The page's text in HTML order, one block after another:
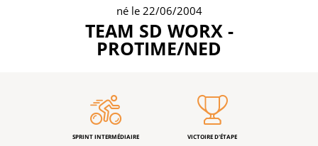
né le 22/06/2004
TEAM SD WORX -
PROTIME/NED
SPRINT INTERMÉDIAIRE VICTOIRE D'ÉTAPE